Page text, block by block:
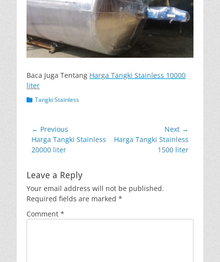
Baca Juga Tentang Harga Tangki Stainless 10000
liter
Categories
Tangki Stainless
Post
navigation
← Previous
Previous
post:
Harga Tangki Stainless
20000 liter
Next →
Next
Harga Tangki Stainless
1500 liter
Leave a Reply
Your email address will not be published.
Required fields are marked *
Comment *